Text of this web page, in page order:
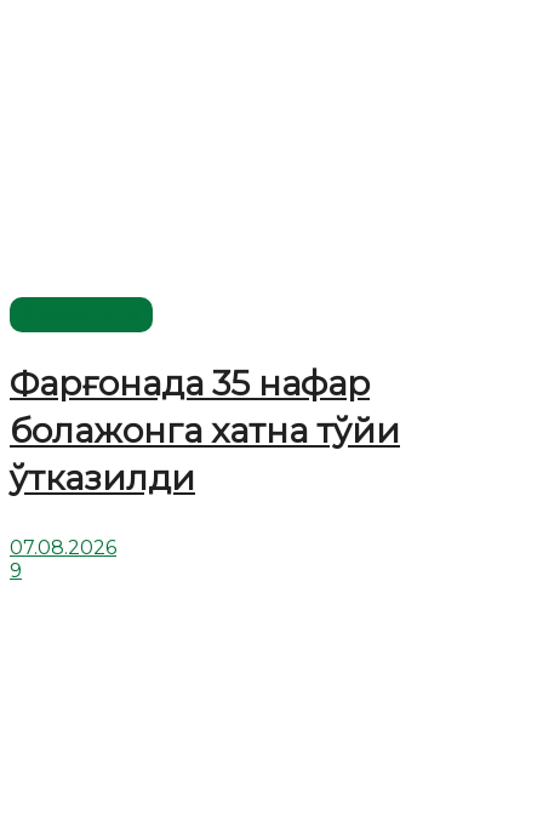
Фарғонада 35 нафар
болажонга хатна тўйи
ўтказилди
07.08.2026
9